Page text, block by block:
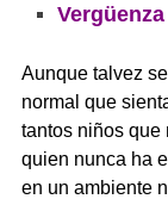
Vergüenza
Aunque talvez
normal que
tantos niños que
quien nunca ha
en un ambiente